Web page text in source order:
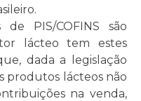
PIS/COFINS são
lácteo tem estes
dada a legislação
produtos lácteos não
na venda,